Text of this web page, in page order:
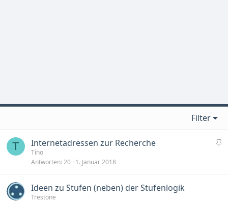
Filter
T
A
Internetadressen zur Recherche
Tino
Antworten 20 1. Januar 2018
Ideen zu Stufen (neben) der Stufenlogik
Trestone